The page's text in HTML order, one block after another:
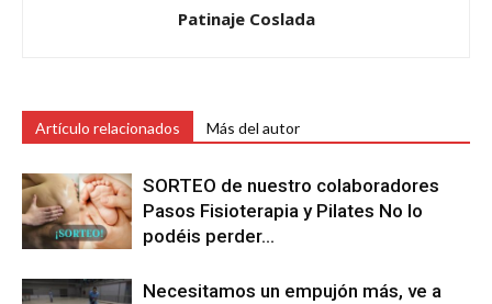
Patinaje Coslada
Artículo relacionados Más del autor
SORTEO de nuestro colaboradores
Pasos Fisioterapia y Pilates No lo
podéis perder…
Necesitamos un empujón más, ve a